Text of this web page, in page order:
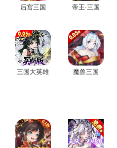
后宫三国 帝王·三国
三国大英雄 魔兽三国